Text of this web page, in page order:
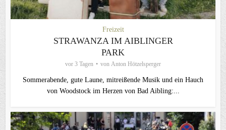
Freizeit
STRAWANZA IM AIBLINGER
PARK
vor 3 Tagen von Anton Hötzelsperger
Sommerabende, gute Laune, mitreißende Musik und ein Hauch
von Woodstock im Herzen von Bad Aibling:...